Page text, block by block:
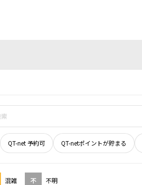
QT-net 予約可 QT-netポイントが貯まる
混雑 不 不明